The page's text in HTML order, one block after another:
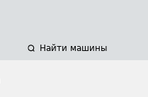
Найти машины